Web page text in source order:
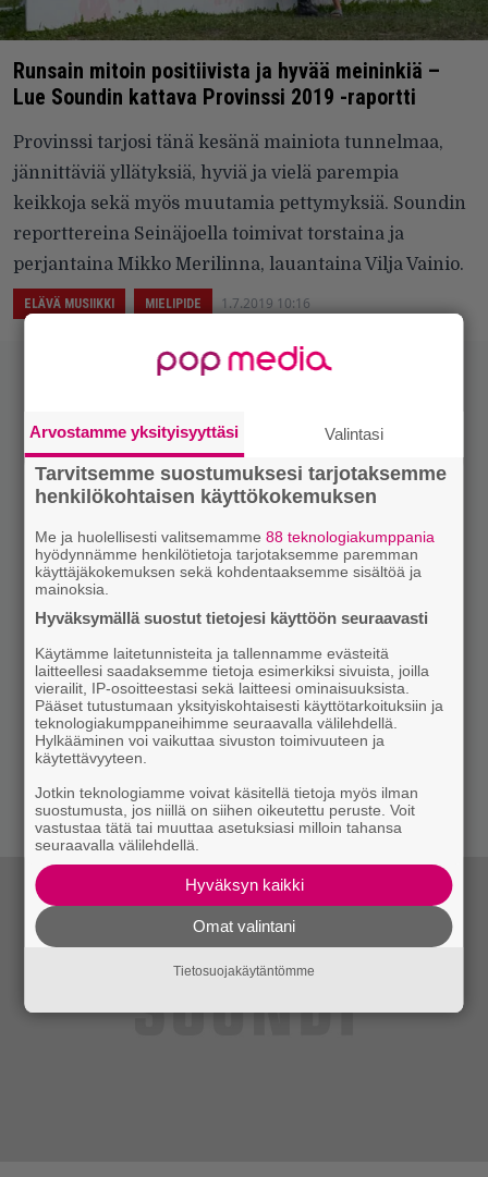
Runsain mitoin positiivista ja hyvää meininkiä –
Lue Soundin kattava Provinssi 2019 -raportti
Provinssi tarjosi tänä kesänä mainiota tunnelmaa,
jännittäviä yllätyksiä, hyviä ja vielä parempia
keikkoja sekä myös muutamia pettymyksiä. Soundin
reporttereina Seinäjoella toimivat torstaina ja
perjantaina Mikko Merilinna, lauantaina Vilja Vainio.
ELÄVÄ MUSIIKKI MIELIPIDE 1.7.2019 10:16
Arvostamme yksityisyyttäsi Valintasi
Tarvitsemme suostumuksesi tarjotaksemme
henkilökohtaisen käyttökokemuksen
Me ja huolellisesti valitsemamme88 teknologiakumppania
hyödynnämme henkilötietoja tarjotaksemme paremman
käyttäjäkokemuksen sekä kohdentaaksemme sisältöä ja
mainoksia.
Hyväksymällä suostut tietojesi käyttöön seuraavasti
Käytämme laitetunnisteita ja tallennamme evästeitä
laitteellesi saadaksemme tietoja esimerkiksi sivuista, joilla
vierailit, IP-osoitteestasi sekä laitteesi ominaisuuksista.
Pääset tutustumaan yksityiskohtaisesti käyttötarkoituksiin ja
teknologiakumppaneihimme seuraavalla välilehdellä.
Hylkääminen voi vaikuttaa sivuston toimivuuteen ja
käytettävyyteen.
Jotkin teknologiamme voivat käsitellä tietoja myös ilman
suostumusta, jos niillä on siihen oikeutettu peruste. Voit
vastustaa tätä tai muuttaa asetuksiasi milloin tahansa
seuraavalla välilehdellä.
Hyväksyn kaikki
Omat valintani
Tietosuojakäytäntömme